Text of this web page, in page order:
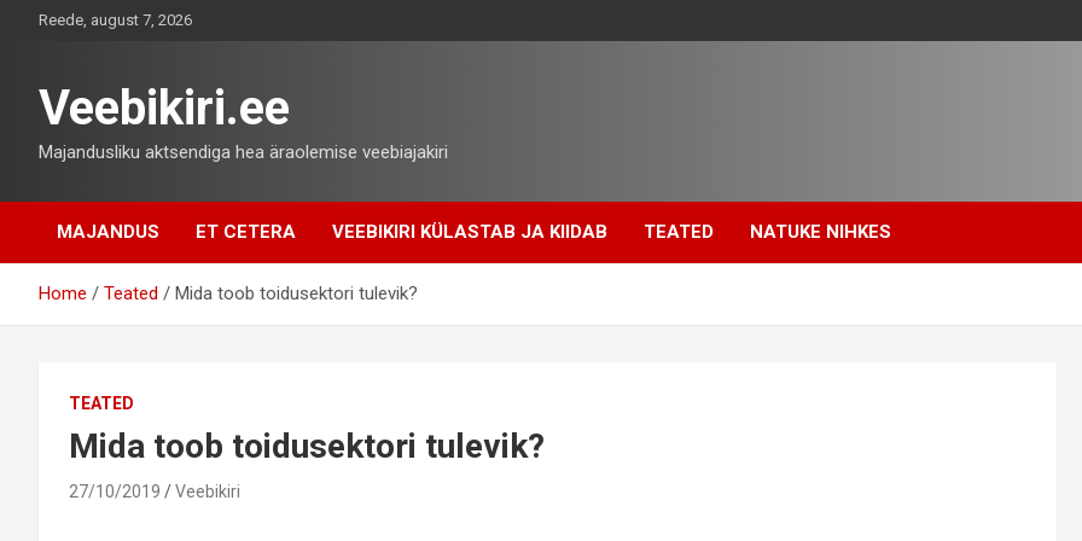
Reede, august 7, 2026
Veebikiri.ee
Majandusliku aktsendiga hea äraolemise veebiajakiri
MAJANDUS ET CETERA VEEBIKIRI KÜLASTAB JA KIIDAB TEATED NATUKE NIHKES
Home Teated Mida toob toidusektori tulevik?
TEATED
Mida toob toidusektori tulevik?
27/10/2019 Veebikiri